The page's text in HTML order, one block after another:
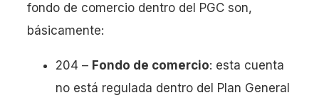
fondo de comercio dentro del PGC son,
básicamente:
204 – Fondo de comercio: esta cuenta
no está regulada dentro del Plan General